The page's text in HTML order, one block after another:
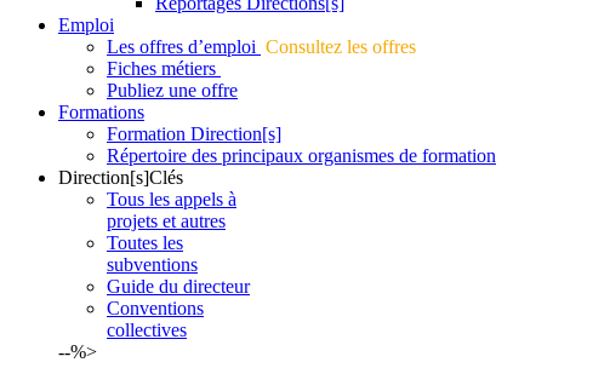
Emploi
Les offres d’emploi Consultez les offres
Fiches métiers
Publiez une offre
Formations
Formation Direction[s]
Répertoire des principaux organismes de formation
Direction[s]Clés
Tous les appels à
projets et autres
Toutes les
subventions
Guide du directeur
Conventions
collectives
--%>